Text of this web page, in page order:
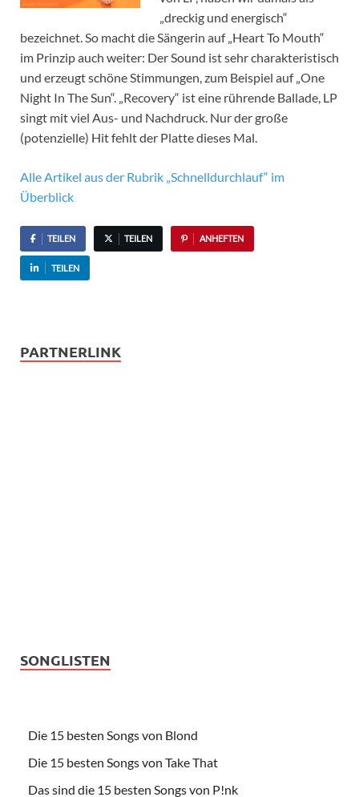
„dreckig und energisch“
bezeichnet. So macht die Sängerin auf „Heart To Mouth“
im Prinzip auch weiter: Der Sound ist sehr charakteristisch
und erzeugt schöne Stimmungen, zum Beispiel auf „One
Night In The Sun“. „Recovery“ ist eine rührende Ballade, LP
singt mit viel Aus- und Nachdruck. Nur der große
(potenzielle) Hit fehlt der Platte dieses Mal.
Alle Artikel aus der Rubrik „Schnelldurchlauf“ im
Überblick
TEILEN TEILEN ANHEFTEN
TEILEN
PARTNERLINK
SONGLISTEN
Die 15 besten Songs von Blond
Die 15 besten Songs von Take That
Das sind die 15 besten Songs von P!nk